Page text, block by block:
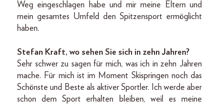
Weg eingeschlagen habe und mir meine Eltern und
mein gesamtes Umfeld den Spitzensport ermöglicht
haben.
Stefan Kraft, wo sehen Sie sich in zehn Jahren?
Sehr schwer zu sagen für mich, was ich in zehn Jahren
mache. Für mich ist im Moment Skispringen noch das
Schönste und Beste als aktiver Sportler. Ich werde aber
schon dem Sport erhalten bleiben, weil es meine